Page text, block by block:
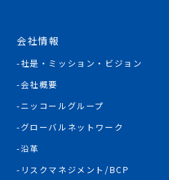
会社情報
社是・ミッション・ビジョン
会社概要
ニッコールグループ
グローバルネットワーク
沿革
リスクマネジメント/BCP